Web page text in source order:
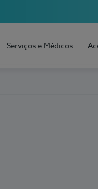
Serviços e Médicos